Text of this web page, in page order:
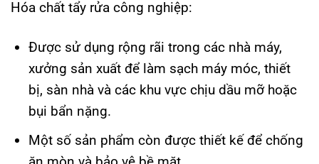
Hóa chất tẩy rửa công nghiệp:
Được sử dụng rộng rãi trong các nhà máy,
xưởng sản xuất để làm sạch máy móc, thiết
bị, sàn nhà và các khu vực chịu dầu mỡ hoặc
bụi bẩn nặng.
Một số sản phẩm còn được thiết kế để chống